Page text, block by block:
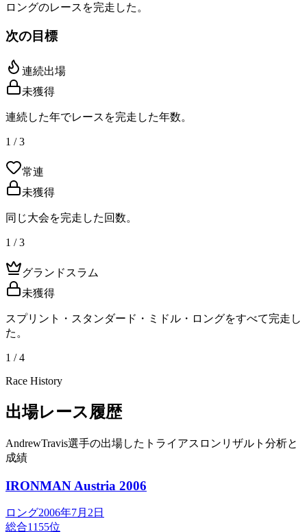
ロングのレースを完走した。
次の目標
連続出場
未獲得
連続した年でレースを完走した年数。
1 / 3
常連
未獲得
同じ大会を完走した回数。
1 / 3
グランドスラム
未獲得
スプリント・スタンダード・ミドル・ロングをすべて完走し
た。
1 / 4
Race History
出場レース履歴
AndrewTravis選手の出場したトライアスロンリザルト分析と
成績
IRONMAN Austria 2006
ロング2006年7月2日
総合1155位